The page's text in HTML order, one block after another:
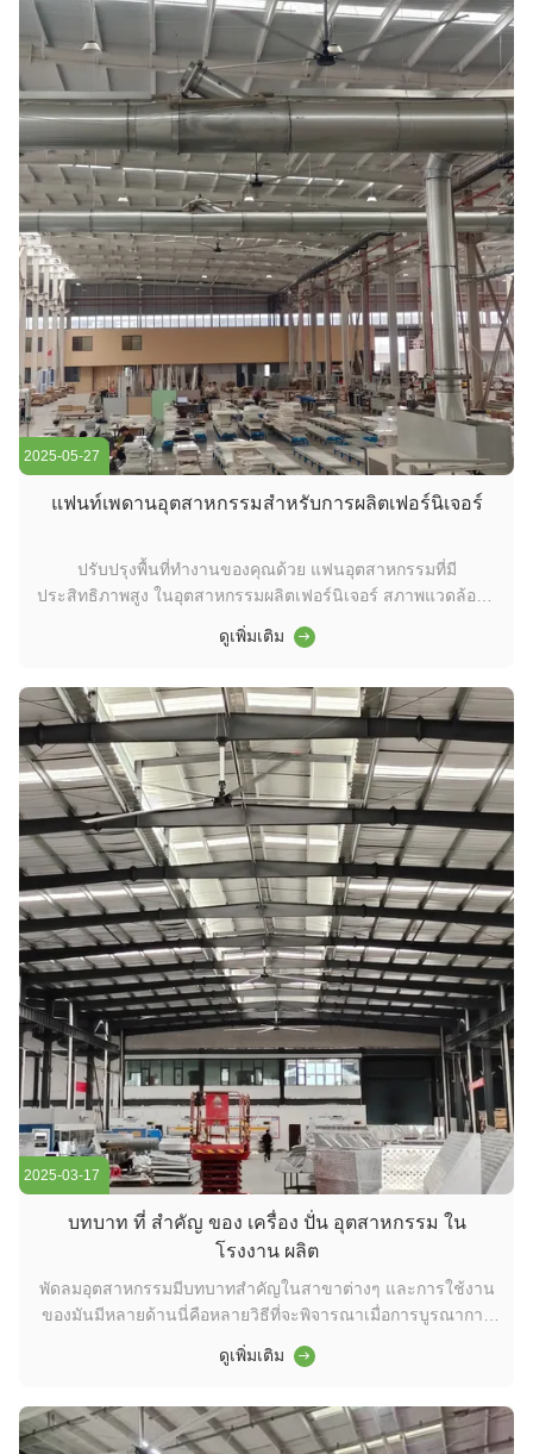
2025-05-27
แฟนท์เพดานอุตสาหกรรมสําหรับการผลิตเฟอร์นิเจอร์
ปรับปรุงพื้นที่ทํางานของคุณด้วย แฟนอุตสาหกรรมที่มี
ประสิทธิภาพสูง ในอุตสาหกรรมผลิตเฟอร์นิเจอร์ สภาพแวดล้อมที่
สะดวกสบายและอากาศดี เป็นสิ่งสําคัญสําหรับผลผลิตและ
สวัสดิการของพนักงานประสิทธิภาพด้านพลังงาน, และการทํางาน
และพื้นการผลิต ประโยชน์สําค...
ดูเพิ่มเติม
2025-03-17
บทบาท ที่ สําคัญ ของ เครื่อง ปั่น อุตสาหกรรม ใน
โรงงาน ผลิต
พัดลมอุตสาหกรรมมีบทบาทสําคัญในสาขาต่างๆ และการใช้งาน
ของมันมีหลายด้านนี่คือหลายวิธีที่จะพิจารณาเมื่อการบูรณาการ
พัดลมอุตสาหกรรมในกระบวนการผลิตของคุณ: 1ระบบระบาย
อากาศการไหลเวียนอากาศที่เหมาะสมเป็นสิ่งสําคัญในการปกป้อง
ความร้อนจากพื้นที่การผลิตการประก...
ดูเพิ่มเติม